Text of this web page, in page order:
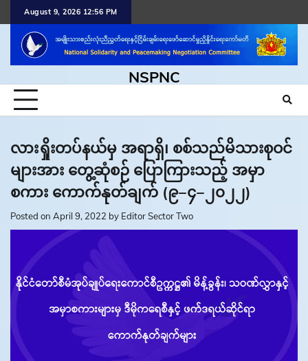
content
August 9, 2026 12:56 PM
NSPNC
လားရှိုးတပ်နယ်မှ အရာရှိ၊ စစ်သည်မိသားစုဝင်
များအား တွေ့ဆုံစဉ် ပြောကြားသည့် အမှာ
စကား ကောက်နုတ်ချက် (၉−၄−၂၀၂၂)
Posted on April 9, 2022 by Editor Sector Two